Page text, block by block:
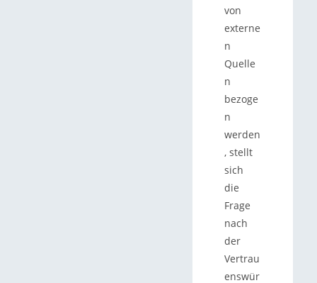
von
externe
n
Quelle
n
bezoge
n
werden
, stellt
sich
die
Frage
nach
der
Vertrau
enswür